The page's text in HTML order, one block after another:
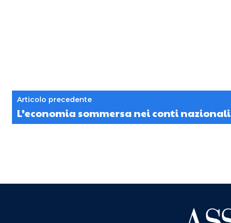
Articolo precedente
L’economia sommersa nei conti nazionali